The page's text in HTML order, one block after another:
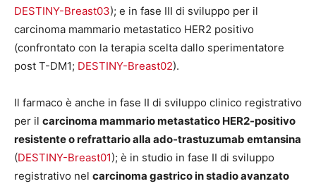
DESTINY-Breast03); e in fase III di sviluppo per il
carcinoma mammario metastatico HER2 positivo
(confrontato con la terapia scelta dallo sperimentatore
post T-DM1; DESTINY-Breast02).
Il farmaco è anche in fase II di sviluppo clinico registrativo
per il carcinoma mammario metastatico HER2-positivo
resistente o refrattario alla ado-trastuzumab emtansina
(DESTINY-Breast01); è in studio in fase II di sviluppo
registrativo nel carcinoma gastrico in stadio avanzato